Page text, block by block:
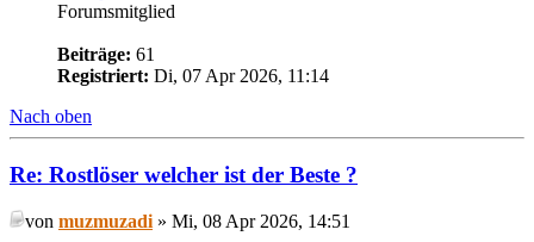
Forumsmitglied
Beiträge: 61
Registriert: Di, 07 Apr 2026, 11:14
Nach oben
Re: Rostlöser welcher ist der Beste ?
von muzmuzadi » Mi, 08 Apr 2026, 14:51